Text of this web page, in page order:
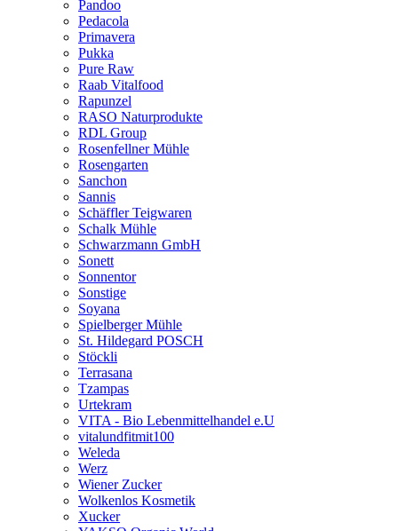
Pandoo
Pedacola
Primavera
Pukka
Pure Raw
Raab Vitalfood
Rapunzel
RASO Naturprodukte
RDL Group
Rosenfellner Mühle
Rosengarten
Sanchon
Sannis
Schäffler Teigwaren
Schalk Mühle
Schwarzmann GmbH
Sonett
Sonnentor
Sonstige
Soyana
Spielberger Mühle
St. Hildegard POSCH
Stöckli
Terrasana
Tzampas
Urtekram
VITA - Bio Lebenmittelhandel e.U
vitalundfitmit100
Weleda
Werz
Wiener Zucker
Wolkenlos Kosmetik
Xucker